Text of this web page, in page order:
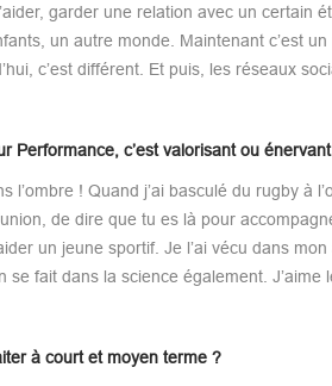
garder une relation avec un certain
un autre monde. Maintenant c’est
c’est différent. Et puis, les réseaux
Performance, c’est valorisant ou
l’ombre ! Quand j’ai basculé du rugby à
de dire que tu es là pour
un jeune sportif. Je l’ai vécu dans
se fait dans la science également. J’aime
à court et moyen terme ?